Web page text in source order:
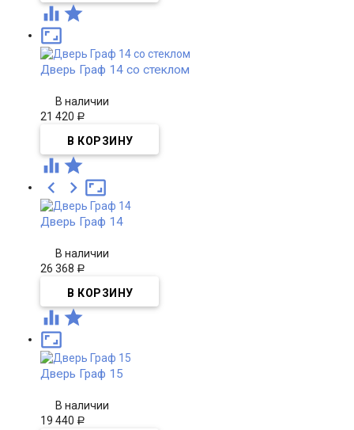
 

Дверь Граф 14 со стеклом
В наличии
21 420 Р
 

 
Дверь Граф 14
В наличии
26 368 Р
 

Дверь Граф 15
В наличии
19 440 Р